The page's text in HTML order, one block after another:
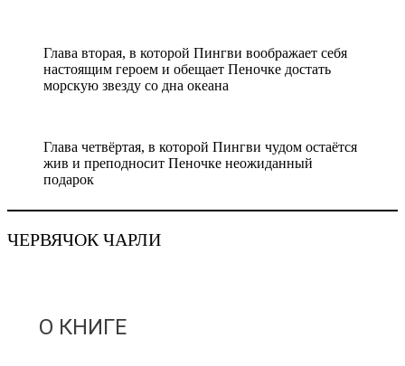
Глава вторая, в которой Пингви воображает себя
настоящим героем и обещает Пеночке достать
морскую звезду со дна океана
Глава четвёртая, в которой Пингви чудом остаётся
жив и преподносит Пеночке неожиданный
подарок
ЧЕРВЯЧОК ЧАРЛИ
О КНИГЕ